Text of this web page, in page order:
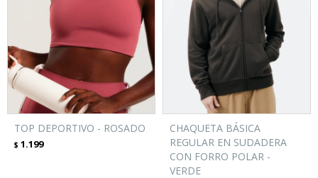
TOP DEPORTIVO - ROSADO
$ 1.199
CHAQUETA BÁSICA
REGULAR EN SUDADERA
CON FORRO POLAR -
VERDE